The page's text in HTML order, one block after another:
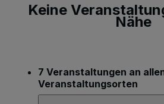
Keine
Nähe
7 Veranstaltungen an
Veranstaltungsorten